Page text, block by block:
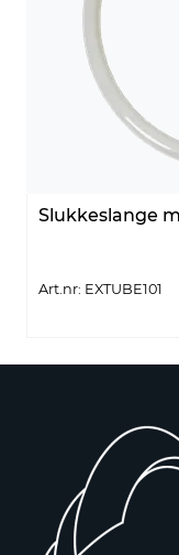
Slukkeslange
Art.nr: EXTUBE101